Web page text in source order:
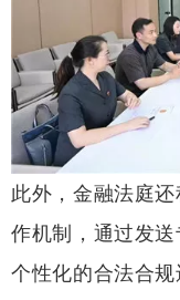
此外，金融法庭
作机制，通过发
个性化的合法合